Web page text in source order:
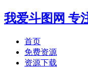
我爱斗图网 专
首页
免费资源
资源下载